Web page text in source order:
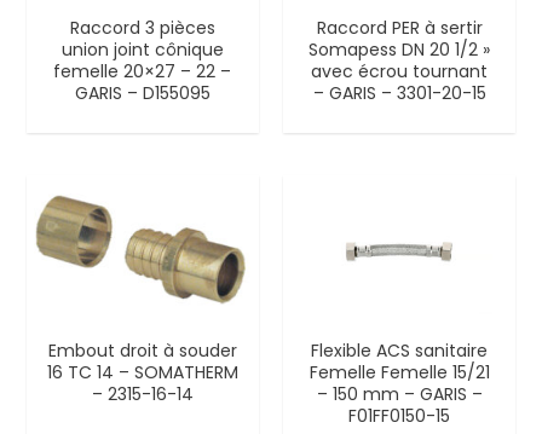
Raccord 3 pièces
union joint cônique
femelle 20×27 – 22 –
GARIS – D155095
Raccord PER à sertir
Somapess DN 20 1/2 »
avec écrou tournant
– GARIS – 3301-20-15
Embout droit à souder
16 TC 14 – SOMATHERM
– 2315-16-14
Flexible ACS sanitaire
Femelle Femelle 15/21
– 150 mm – GARIS –
F01FF0150-15